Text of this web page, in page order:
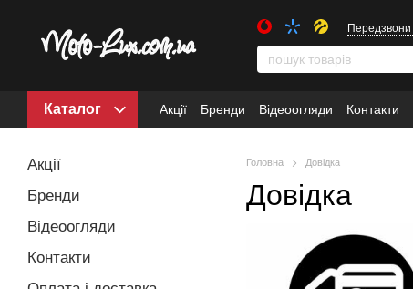
Каталог Акції Бренди Відеоогляди Контакти
Головна Довідка
Довідка
Акції
Бренди
Відеоогляди
Контакти